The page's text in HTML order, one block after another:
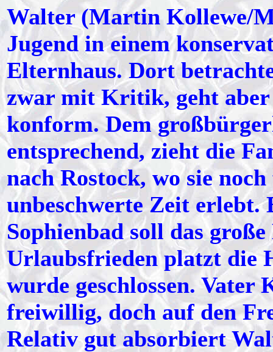
Walter (Martin Kollewe/
Jugend in einem
Elternhaus. Dort
zwar mit Kritik, geht
konform. Dem
entsprechend, zieht die
nach Rostock, wo sie
unbeschwerte Zeit
Sophienbad soll das
Urlaubsfrieden platzt
wurde geschlossen. Vater
freiwillig, doch auf den
Relativ gut absorbiert